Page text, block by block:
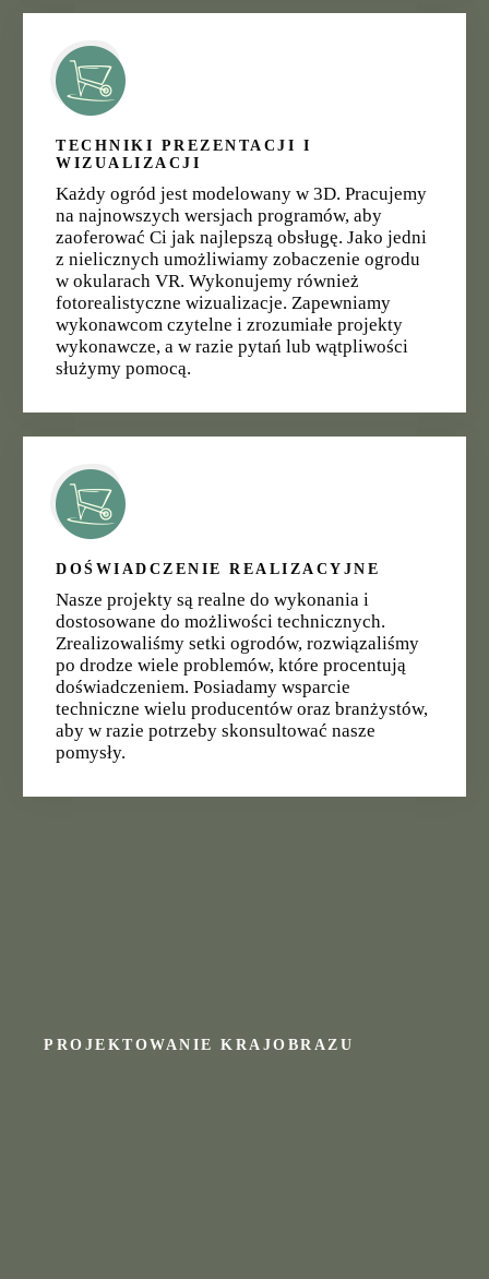
TECHNIKI PREZENTACJI I
WIZUALIZACJI
Każdy ogród jest modelowany w 3D. Pracujemy
na najnowszych wersjach programów, aby
zaoferować Ci jak najlepszą obsługę. Jako jedni
z nielicznych umożliwiamy zobaczenie ogrodu
w okularach VR. Wykonujemy również
fotorealistyczne wizualizacje. Zapewniamy
wykonawcom czytelne i zrozumiałe projekty
wykonawcze, a w razie pytań lub wątpliwości
służymy pomocą.
DOŚWIADCZENIE REALIZACYJNE
Nasze projekty są realne do wykonania i
dostosowane do możliwości technicznych.
Zrealizowaliśmy setki ogrodów, rozwiązaliśmy
po drodze wiele problemów, które procentują
doświadczeniem. Posiadamy wsparcie
techniczne wielu producentów oraz branżystów,
aby w razie potrzeby skonsultować nasze
pomysły.
PROJEKTOWANIE KRAJOBRAZU